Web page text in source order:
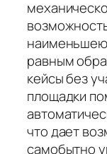
равным
кейсы без
площадки
что дает
самобытно